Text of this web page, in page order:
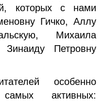
которых с нами
Гичко, Аллу
Михаила
Зинаиду Петровну
особенно
активных: